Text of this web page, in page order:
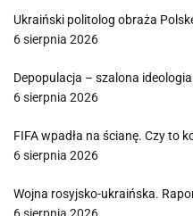
Ukraiński politolog obraża
6 sierpnia 2026
Depopulacja – szalona
6 sierpnia 2026
FIFA wpadła na ścianę. Czy to
6 sierpnia 2026
Wojna rosyjsko-ukraińska.